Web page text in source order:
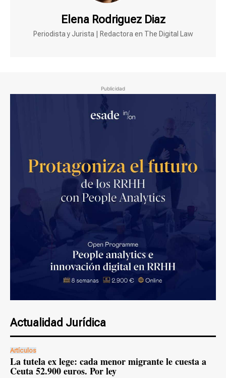
Elena Rodriguez Diaz
Periodista y Jurista | Redactora en The Digital Law
Publicidad
Actualidad Jurídica
Artículos
La tutela ex lege: cada menor migrante le cuesta a
Ceuta 52.900 euros. Por ley